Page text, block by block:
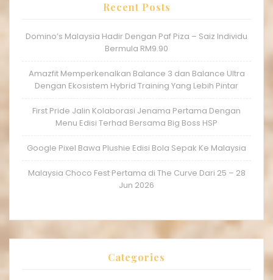
Recent Posts
Domino’s Malaysia Hadir Dengan Paf Piza – Saiz Individu
Bermula RM9.90
Amazfit Memperkenalkan Balance 3 dan Balance Ultra
Dengan Ekosistem Hybrid Training Yang Lebih Pintar
First Pride Jalin Kolaborasi Jenama Pertama Dengan
Menu Edisi Terhad Bersama Big Boss HSP
Google Pixel Bawa Plushie Edisi Bola Sepak Ke Malaysia
Malaysia Choco Fest Pertama di The Curve Dari 25 – 28
Jun 2026
Categories